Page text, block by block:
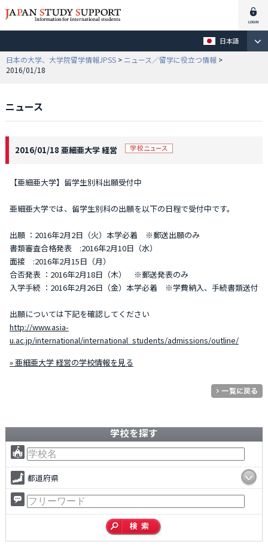
日本語
日本の大学、大学院留学情報JPSS > ニュース／留学に役立つ情報 >
2016/01/18
ニュース
2016/01/18 亜細亜大学 経営
【亜細亜大学】留学生別科出願受付中
亜細亜大学では、留学生別科の出願を以下の日程で受付中です。
出願 ：2016年2月2日（火）本学必着 ※郵送出願のみ
書類審査合格発表 :2016年2月10日（水）
面接 :2016年2月15日（月）
合否発表 ：2016年2月18日（木） ※郵送発表のみ
入学手続 ：2016年2月26日（金）本学必着 ※学費納入、手続書類送付
出願については下記を確認してください
http://www.asia-
u.ac.jp/international/international_students/admissions/outline/
» 亜細亜大学 経営の学校情報を見る
学校を探す
都道府県